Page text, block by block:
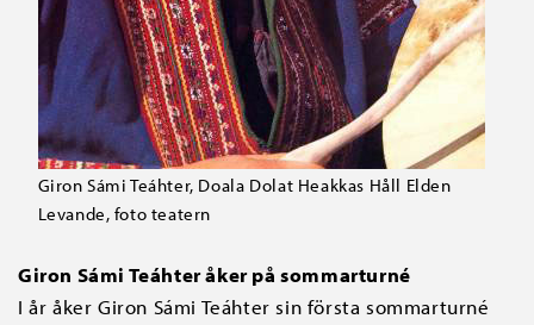
Giron Sámi Teáhter, Doala Dolat Heakkas Håll Elden
Levande, foto teatern
Giron Sámi Teáhter åker på sommarturné
I år åker Giron Sámi Teáhter sin första sommarturné